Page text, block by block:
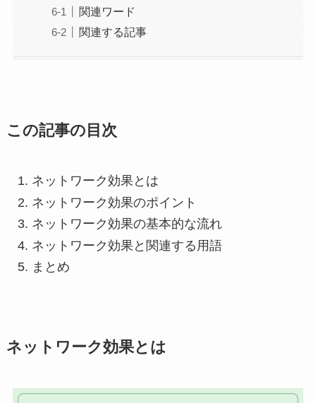
関連ワード
関連する記事
この記事の目次
ネットワーク効果とは
ネットワーク効果のポイント
ネットワーク効果の基本的な流れ
ネットワーク効果と関連する用語
まとめ
ネットワーク効果とは